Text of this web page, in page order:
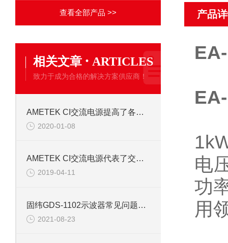
查看全部产品 >>
相关文章 · ARTICLES
致力于成为合格的解决方案供应商！
AMETEK CI交流电源提高了各部门作业效率贡献
2020-01-08
AMETEK CI交流电源代表了交流稳压技术的新发展水平
2019-04-11
固纬GDS-1102示波器常见问题解答（二）
2021-08-23
产品
电
功
用